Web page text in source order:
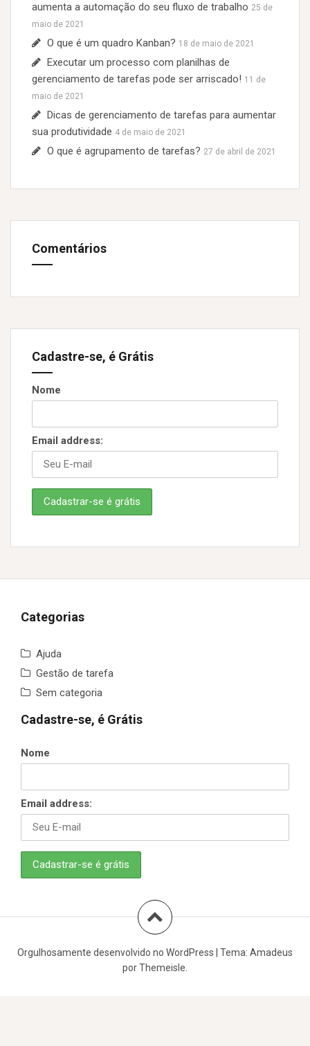
aumenta a automação do seu fluxo de trabalho 25 de
maio de 2021
O que é um quadro Kanban? 18 de maio de 2021
Executar um processo com planilhas de
gerenciamento de tarefas pode ser arriscado! 11 de
maio de 2021
Dicas de gerenciamento de tarefas para aumentar
sua produtividade 4 de maio de 2021
O que é agrupamento de tarefas? 27 de abril de 2021
Comentários
Cadastre-se, é Grátis
Nome
Email address:
Categorias
Ajuda
Gestão de tarefa
Sem categoria
Cadastre-se, é Grátis
Nome
Email address:
Orgulhosamente desenvolvido no WordPress Tema: Amadeus
por Themeisle.